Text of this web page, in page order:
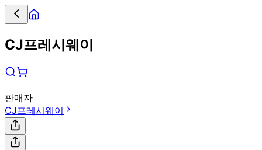
CJ프레시웨이
판매자
CJ프레시웨이